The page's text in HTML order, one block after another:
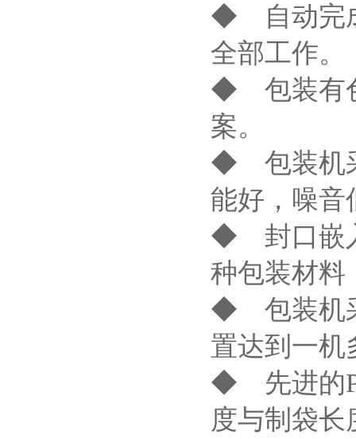
◆ 自动完
全部工作。
◆ 包装有
案。
◆ 包装机
能好，噪音
◆ 封口嵌
种包装材料
◆ 包装机
置达到一机
◆ 先进的
度与制袋